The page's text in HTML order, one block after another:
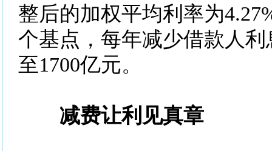
整后的加权平均利率为
个基点，每年减少借款人利
至1700亿元。
减费让利见真章